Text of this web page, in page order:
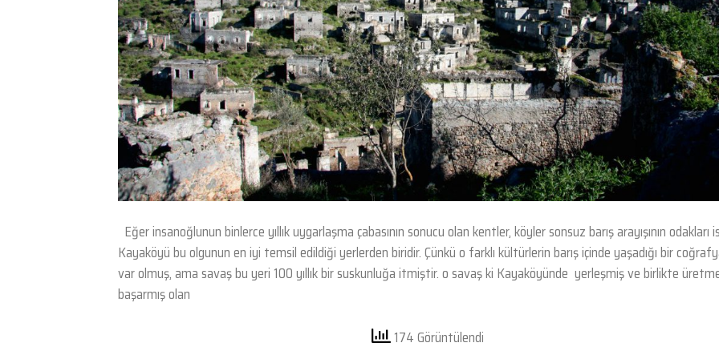
Eğer insanoğlunun binlerce yıllık uygarlaşma çabasının sonucu olan kentler, köyler sonsuz barış arayışının odakları
Kayaköyü bu olgunun en iyi temsil edildiği yerlerden biridir. Çünkü o farklı kültürlerin barış içinde yaşadığı bir
var olmuş, ama savaş bu yeri 100 yıllık bir suskunluğa itmiştir. o savaş ki Kayaköyünde yerleşmiş ve birlikte
başarmış olan
174 Görüntülendi